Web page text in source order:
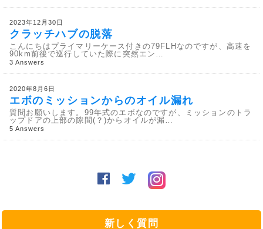
2023年12月30日
クラッチハブの脱落
こんにちはプライマリーケース付きの79FLHなのですが、高速を
90km前後で巡行していた際に突然エン…
3 Answers
2020年8月6日
エボのミッションからのオイル漏れ
質問お願いします。99年式のエボなのですが、ミッションのトラ
ップドアの上部の隙間(？)からオイルが漏…
5 Answers
新しく質問